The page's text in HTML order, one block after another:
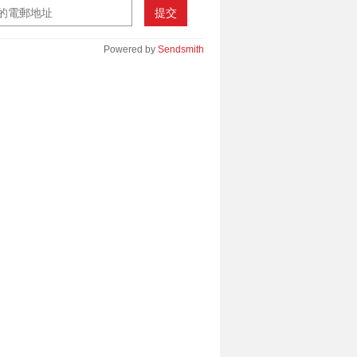
提交
Powered by Sendsmith